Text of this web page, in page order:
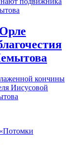
кончины
Иисусовой